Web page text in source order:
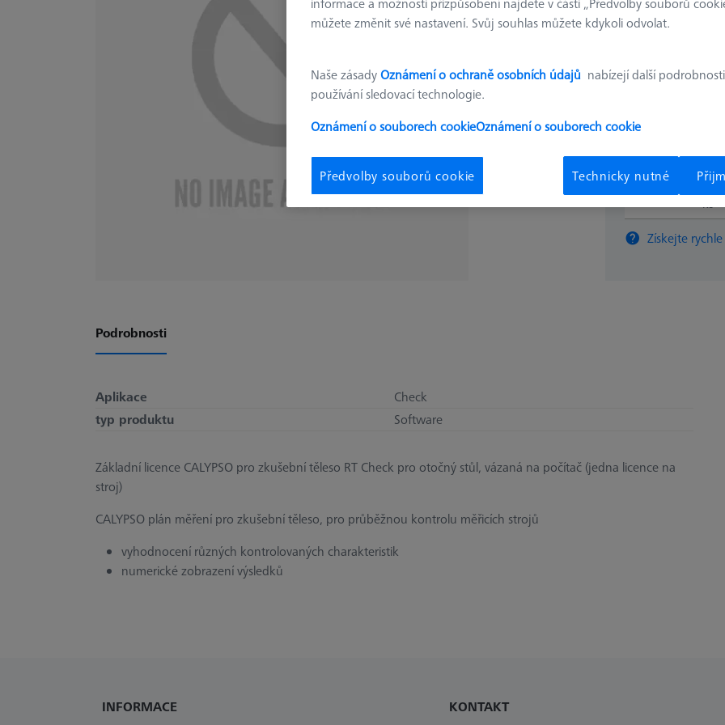
626001-0530-020
€
ks
Získejte
Podrobnosti
Aplikace
Check
typ produktu
Software
Základní licence CALYPSO pro zkušební těleso RT Check pro otočný stůl, vázaná na počítač (jedna licence na
stroj)
CALYPSO plán měření pro zkušební těleso, pro průběžnou kontrolu měřicích strojů
vyhodnocení různých kontrolovaných charakteristik
numerické zobrazení výsledků
INFORMACE KONTAKT
můžete změnit své nastavení. Svůj souhlas můžete kdykoli odvolat.
Naše zásadyOznámení o ochraně osobních údajů nabízejí další
používání sledovací technologie.
Oznámení o souborech cookieOznámení o souborech cookie
Předvolby souborů cookie Technicky nutné